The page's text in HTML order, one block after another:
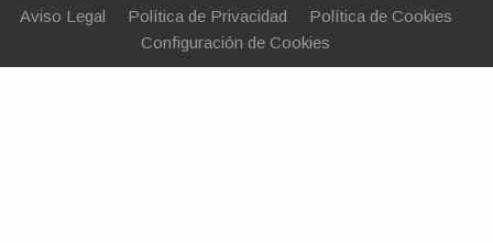
Aviso Legal Política de Privacidad
Política de Cookies
Configuración de Cookies